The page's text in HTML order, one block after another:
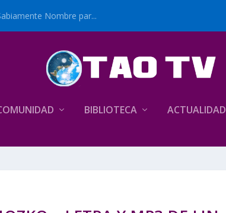
Nombre par...
BIBLIOTECA ACTUALIDAD